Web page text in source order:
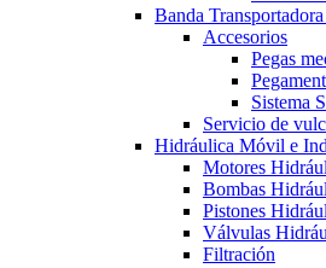
Banda Transportadora
Accesorios
Pegas
Sistema
Servicio de
Hidráulica Móvil e
Motores
Bombas
Pistones
Válvulas
Filtración